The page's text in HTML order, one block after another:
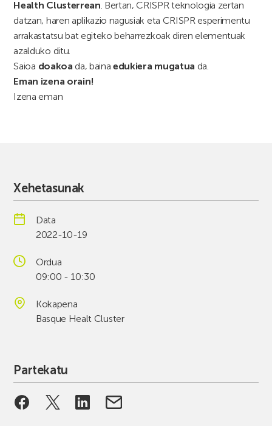
Health Clusterrean . Bertan, CRISPR teknologia zertan
datzan, haren aplikazio nagusiak eta CRISPR esperimentu
arrakastatsu bat egiteko beharrezkoak diren elementuak
azalduko ditu.
Saioa doakoa da, bainaedukiera mugatua da.
Eman izena orain!
Izena eman
Xehetasunak
Data
2022-10-19
Ordua
09:00 - 10:30
Kokapena
Basque Healt Cluster
Partekatu